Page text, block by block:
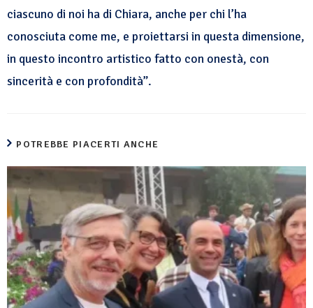
ciascuno di noi ha di Chiara, anche per chi l’ha
conosciuta come me, e proiettarsi in questa dimensione,
in questo incontro artistico fatto con onestà, con
sincerità e con profondità”.
POTREBBE PIACERTI ANCHE